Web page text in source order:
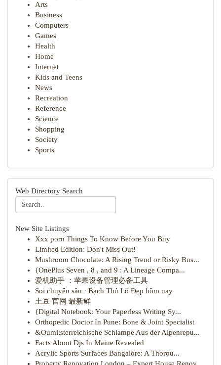
Arts
Business
Computers
Games
Health
Home
Internet
Kids and Teens
News
Recreation
Reference
Science
Shopping
Society
Sports
Web Directory Search
New Site Listings
Xxx porn Things To Know Before You Buy
Limited Edition: Don't Miss Out!
Mushroom Chocolate: A Rising Trend or Risky Bus...
{OnePlus Seven , 8 , and 9 : A Lineage Compa...
爱机助手 ：苹果设备管理必备工具
Soi chuyên sâu · Bạch Thủ Lô Đẹp hôm nay
土豆 官网 最新鲜
{Digital Notebook: Your Paperless Writing Sy...
Orthopedic Doctor In Pune: Bone & Joint Specialist
&Ouml;sterreichische Schlampe Aus der Alpenrepu...
Facts About Djs In Maine Revealed
Acrylic Sports Surfaces Bangalore: A Thorou...